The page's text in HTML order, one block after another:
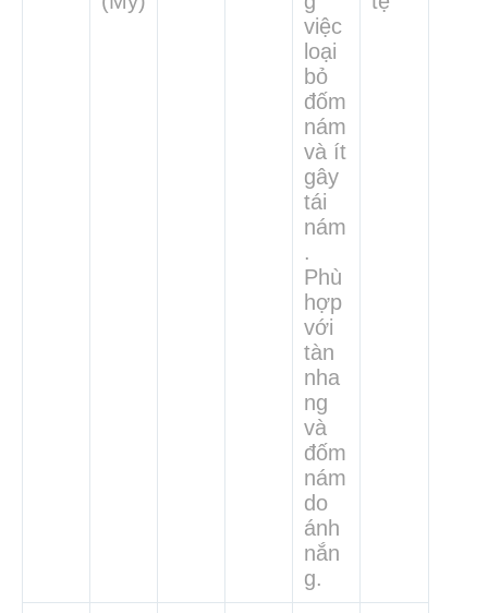
việc
loại
bỏ
đốm
nám
và ít
gây
tái
nám
.
Phù
hợp
với
tàn
nha
ng
và
đốm
nám
do
ánh
nắn
g.